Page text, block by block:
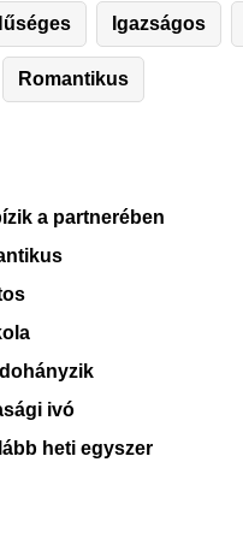
Igazságos
Romantikus
a partnerében
ivó
heti egyszer